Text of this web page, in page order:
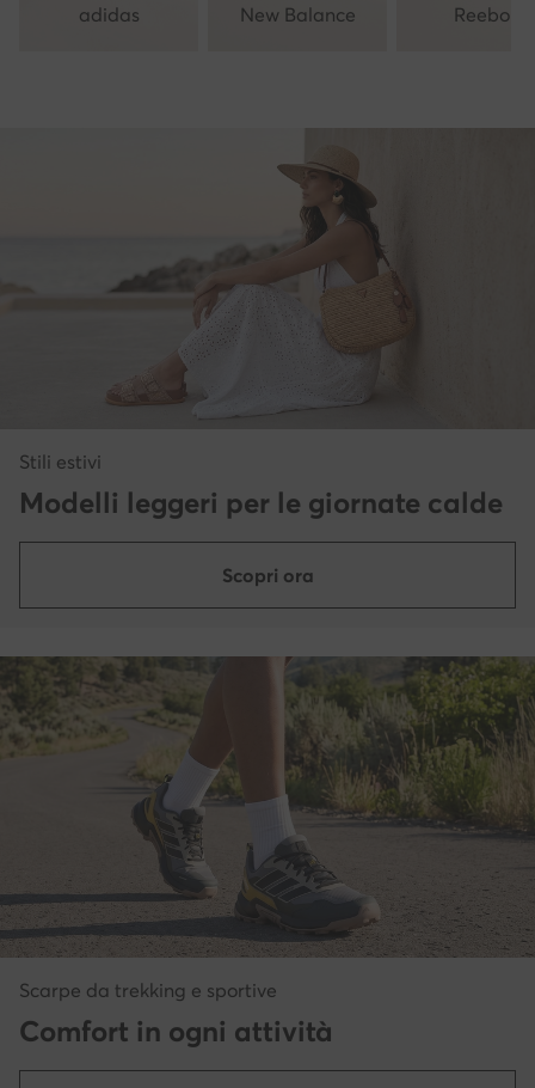
adidas New Balance Reebok
Stili estivi
Modelli leggeri per le giornate calde
Scopri ora
Scarpe da trekking e sportive
Comfort in ogni attività